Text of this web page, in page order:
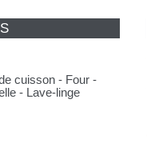
cuisson - Four -
- Lave-linge